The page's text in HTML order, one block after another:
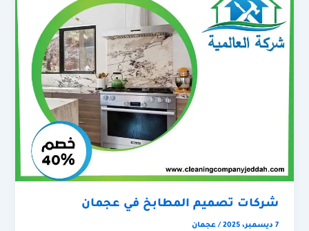
شركات تصميم المطابخ في عجمان
7 ديسمبر، 2025 /عجمان